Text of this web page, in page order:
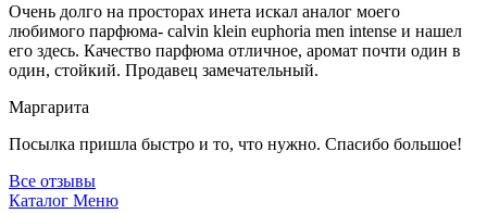
Очень долго на просторах инета искал аналог моего
любимого парфюма- calvin klein euphoria men intense и нашел
его здесь. Качество парфюма отличное, аромат почти один в
один, стойкий. Продавец замечательный.
Маргарита
Посылка пришла быстро и то, что нужно. Спасибо большое!
Все отзывы
Каталог Меню